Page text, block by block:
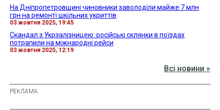
На Дніпропетровщині чиновники заволоділи майже 7 млн
грн на ремонті шкільних укриттів
03 жовтня 2025, 19:45
Скандал з Укрзалізницею: російські склянки в поїздах
потрапили на міжнародні рейси
03 жовтня 2025, 12:19
Всі новини »